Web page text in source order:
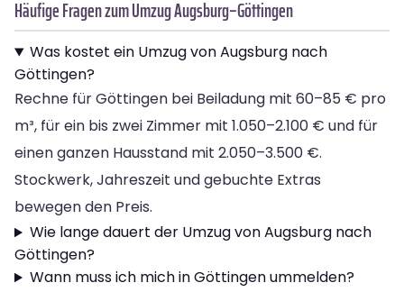
Häufige Fragen zum Umzug Augsburg–Göttingen
Was kostet ein Umzug von Augsburg nach
Göttingen?
Rechne für Göttingen bei Beiladung mit 60–85 € pro
m³, für ein bis zwei Zimmer mit 1.050–2.100 € und für
einen ganzen Hausstand mit 2.050–3.500 €.
Stockwerk, Jahreszeit und gebuchte Extras
bewegen den Preis.
Wie lange dauert der Umzug von Augsburg nach
Göttingen?
Wann muss ich mich in Göttingen ummelden?